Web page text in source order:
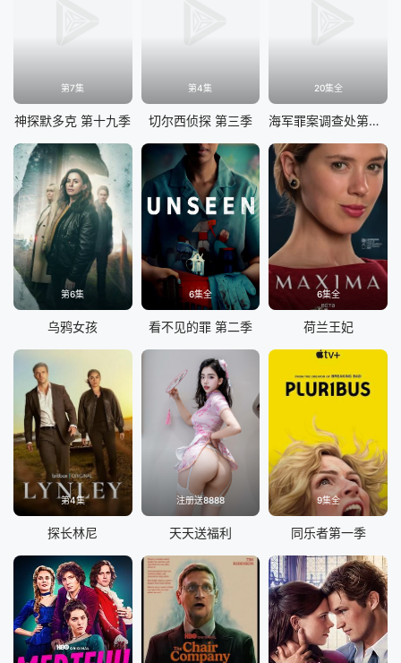
第7集
神探默多克 第十九季
第4集
切尔西侦探 第三季
20集全
海军罪案调查处第二十三季
第6集
乌鸦女孩
6集全
看不见的罪 第二季
6集全
荷兰王妃
第4集
探长林尼
注册送8888
天天送福利
9集全
同乐者第一季